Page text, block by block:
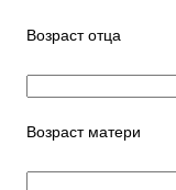
Возраст отца
Возраст матери